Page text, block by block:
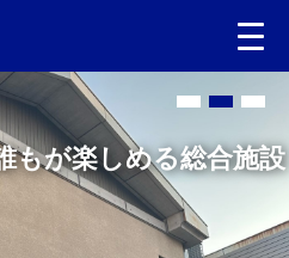
もが楽しめる総合施設
もが楽しめる総合施設